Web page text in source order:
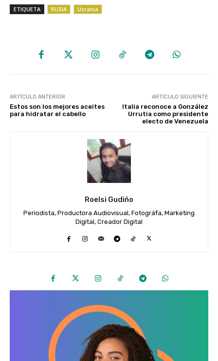
ETIQUETA RUSIA Ucrania
ARTÍCULO ANTERIOR
Estos son los mejores aceites
para hidratar el cabello
ARTÍCULO SIGUIENTE
Italia reconoce a González
Urrutia como presidente
electo de Venezuela
Roelsi Gudiño
Periodista, Productora Audiovisual, Fotográfa, Marketing
Digital, Creador Digital